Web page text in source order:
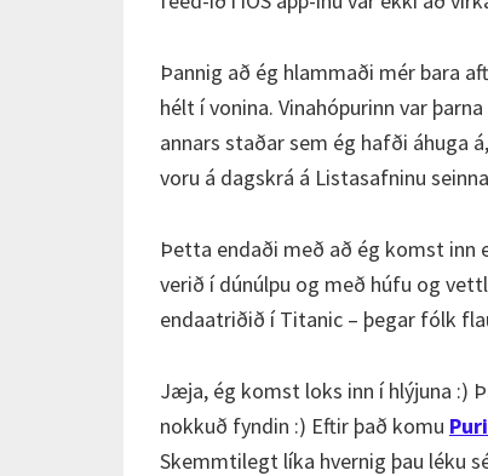
Þannig að ég hlammaði mér bara
hélt í vonina. Vinahópurinn var
annars staðar sem ég hafði áhuga
voru á dagskrá á Listasafninu
Þetta endaði með að ég komst inn
verið í dúnúlpu og með húfu og
endaatriðið í Titanic – þegar fólk
Jæja, ég komst loks inn í hlýjuna :)
nokkuð fyndin :) Eftir það komu
Skemmtilegt líka hvernig þau léku